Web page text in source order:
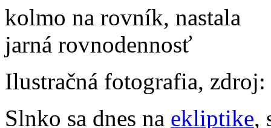
Ilustračná fotografia,
Slnko sa dnes na ekliptike,